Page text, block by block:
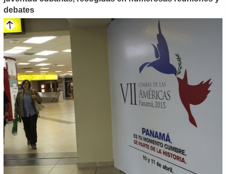
debates